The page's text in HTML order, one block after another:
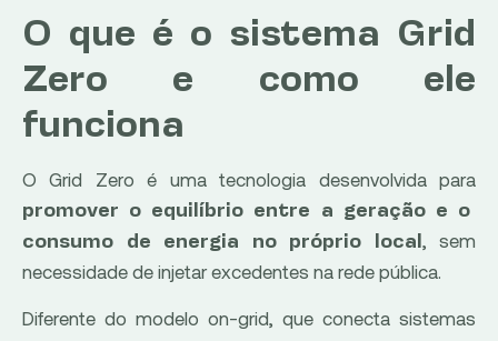
O que é o sistema Grid
Zero e como ele
funciona
O Grid Zero é uma tecnologia desenvolvida para
promover o equilíbrio entre a geração e o
consumo de energia no próprio local , sem
necessidade de injetar excedentes na rede pública.
Diferente do modelo on-grid, que conecta sistemas